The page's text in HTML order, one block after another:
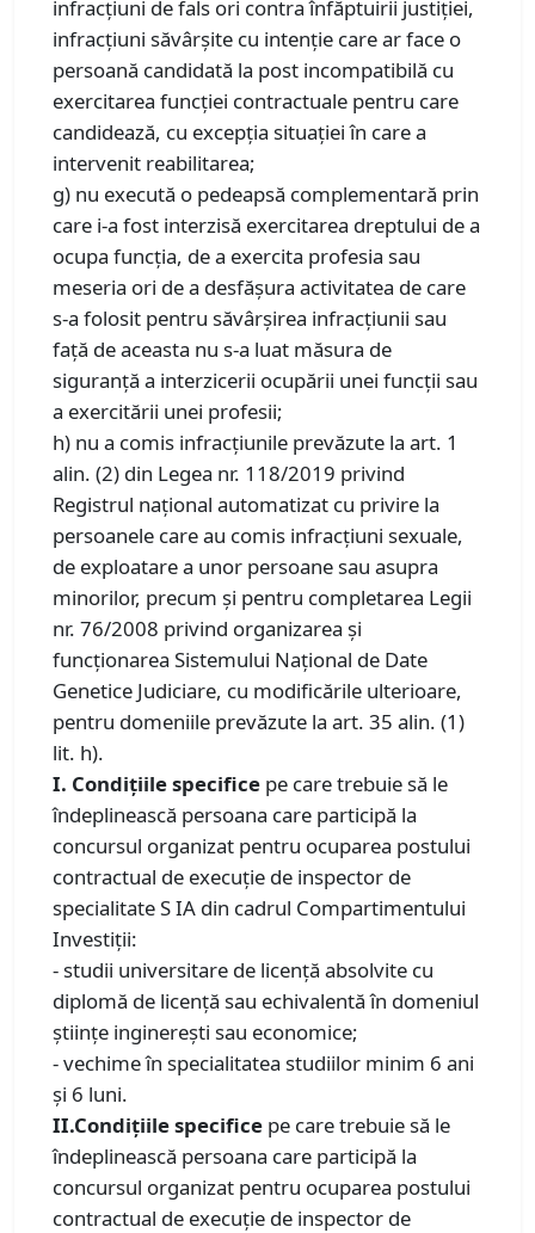
infracțiuni de fals ori contra înfăptuirii justiției,
infracțiuni săvârșite cu intenție care ar face o
persoană candidată la post incompatibilă cu
exercitarea funcției contractuale pentru care
candidează, cu excepția situației în care a
intervenit reabilitarea;
g) nu execută o pedeapsă complementară prin
care i-a fost interzisă exercitarea dreptului de a
ocupa funcția, de a exercita profesia sau
meseria ori de a desfășura activitatea de care
s-a folosit pentru săvârșirea infracțiunii sau
față de aceasta nu s-a luat măsura de
siguranță a interzicerii ocupării unei funcții sau
a exercitării unei profesii;
h) nu a comis infracțiunile prevăzute la art. 1
alin. (2) din Legea nr. 118/2019 privind
Registrul național automatizat cu privire la
persoanele care au comis infracțiuni sexuale,
de exploatare a unor persoane sau asupra
minorilor, precum și pentru completarea Legii
nr. 76/2008 privind organizarea și
funcționarea Sistemului Național de Date
Genetice Judiciare, cu modificările ulterioare,
pentru domeniile prevăzute la art. 35 alin. (1)
lit. h).
I. Condiţiile specifice pe care trebuie să le
îndeplinească persoana care participă la
concursul organizat pentru ocuparea postului
contractual de execuţie de inspector de
specialitate S IA din cadrul Compartimentului
Investiții:
- studii universitare de licenţă absolvite cu
diplomă de licenţă sau echivalentă în domeniul
ştiinţe inginereşti sau economice;
- vechime în specialitatea studiilor minim 6 ani
și 6 luni.
II.Condiţiile specifice pe care trebuie să le
îndeplinească persoana care participă la
concursul organizat pentru ocuparea postului
contractual de execuţie de inspector de